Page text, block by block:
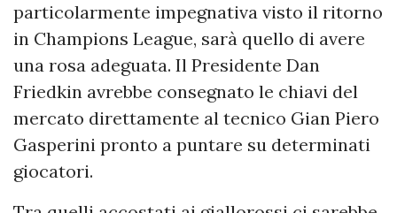
particolarmente impegnativa visto il ritorno
in Champions League, sarà quello di avere
una rosa adeguata. Il Presidente Dan
Friedkin avrebbe consegnato le chiavi del
mercato direttamente al tecnico Gian Piero
Gasperini pronto a puntare su determinati
giocatori.